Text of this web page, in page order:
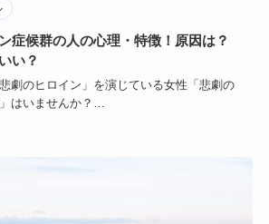
症候群の人の心理・特徴！原因は？
い？
劇のヒロイン」を演じている女性「悲劇の
はいませんか？
「ああ私なんて不幸…